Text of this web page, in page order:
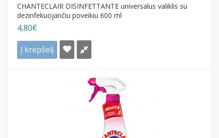
CHANTECLAIR DISINFETTANTE universalus valiklis su
dezinfekuojančiu poveikiu 600 ml
4,80€
Į krepšelį